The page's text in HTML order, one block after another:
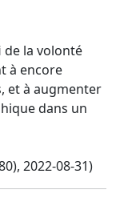
de la volonté
à encore
et à augmenter
dans un
2022-08-31)